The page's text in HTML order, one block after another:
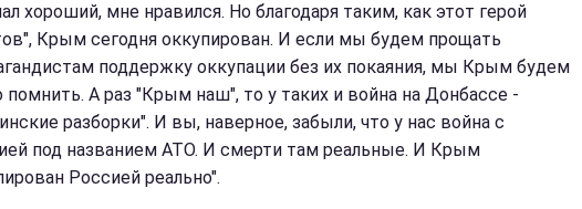
хороший, мне нравился. Но благодаря таким, как этот герой
Крым сегодня оккупирован. И если мы будем прощать
поддержку оккупации без их покаяния, мы Крым будем
помнить. А раз "Крым наш", то у таких и война на Донбассе -
разборки". И вы, наверное, забыли, что у нас война с
под названием АТО. И смерти там реальные. И Крым
Россией реально".